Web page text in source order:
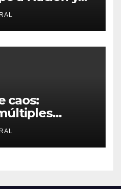
de
no lo que
caos:
a